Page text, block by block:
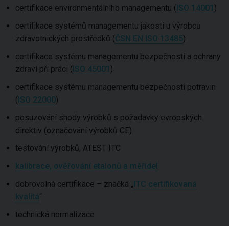
certifikace environmentálního managementu (ISO 14001)
certifikace systémů managementu jakosti u výrobců
zdravotnických prostředků (ČSN EN ISO 13485)
certifikace systému managementu bezpečnosti a ochrany
zdraví při práci (ISO 45001)
certifikace systému managementu bezpečnosti potravin
(ISO 22000)
posuzování shody výrobků s požadavky evropských
direktiv (označování výrobků CE)
testování výrobků, ATEST ITC
kalibrace, ověřování etalonů a měřidel
dobrovolná certifikace – značka „ITC certifikovaná
kvalita“
technická normalizace